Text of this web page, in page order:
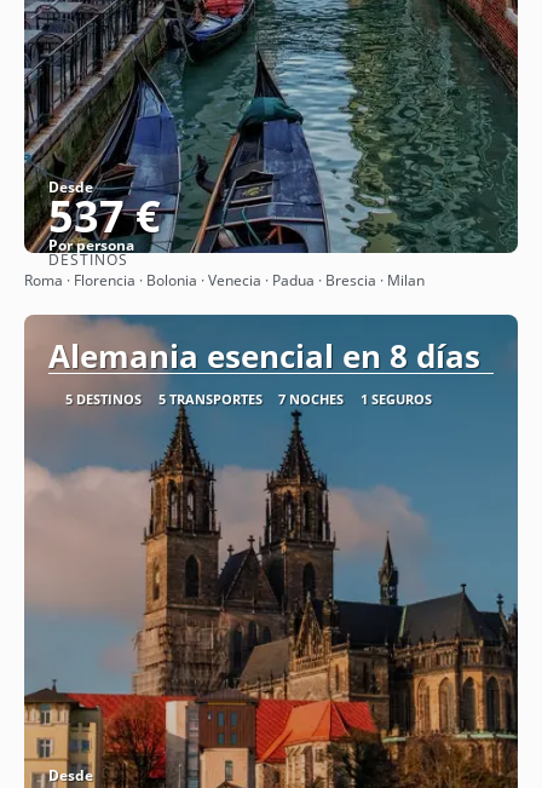
Desde
537 €
Por persona
Ver
DESTINOS
Roma · Florencia · Bolonia · Venecia · Padua · Brescia · Milan
Alemania esencial en 8 días
5 DESTINOS 5 TRANSPORTES 7 NOCHES 1 SEGUROS
Desde